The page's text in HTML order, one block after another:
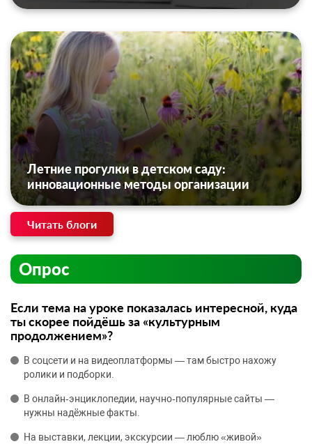
Летние прогулки в детском саду:
инновационные методы организации
Читать блоги
Опрос
Если тема на уроке показалась интересной, куда
ты скорее пойдёшь за «культурным
продолжением»?
В соцсети и на видеоплатформы — там быстро нахожу
ролики и подборки.
В онлайн‑энциклопедии, научно‑популярные сайты —
нужны надёжные факты.
На выставки, лекции, экскурсии — люблю «живой»